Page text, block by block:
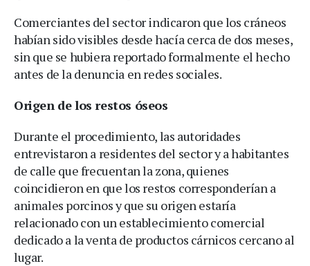
Comerciantes del sector indicaron que los cráneos
habían sido visibles desde hacía cerca de dos meses,
sin que se hubiera reportado formalmente el hecho
antes de la denuncia en redes sociales.
Origen de los restos óseos
Durante el procedimiento, las autoridades
entrevistaron a residentes del sector y a habitantes
de calle que frecuentan la zona, quienes
coincidieron en que los restos corresponderían a
animales porcinos y que su origen estaría
relacionado con un establecimiento comercial
dedicado a la venta de productos cárnicos cercano al
lugar.